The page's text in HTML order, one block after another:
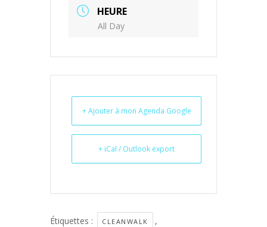
HEURE
All Day
+ Ajouter à mon Agenda Google
+ iCal / Outlook export
Étiquettes : CLEANWALK ,